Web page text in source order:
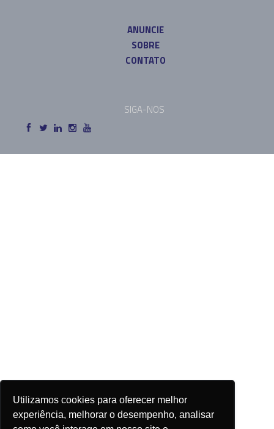
Utilizamos cookies para oferecer melhor
experiência, melhorar o desempenho, analisar
ANUNCIE
SOBRE
CONTATO
SIGA-NOS